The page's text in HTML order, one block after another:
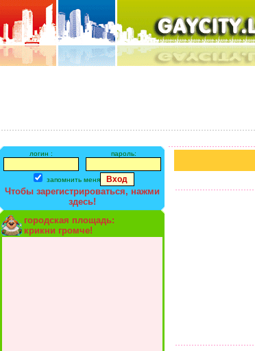
логин : пароль:
запомнить меня
Чтобы зарегистрироваться, нажми
здесь!
городская площадь:
крикни громче!